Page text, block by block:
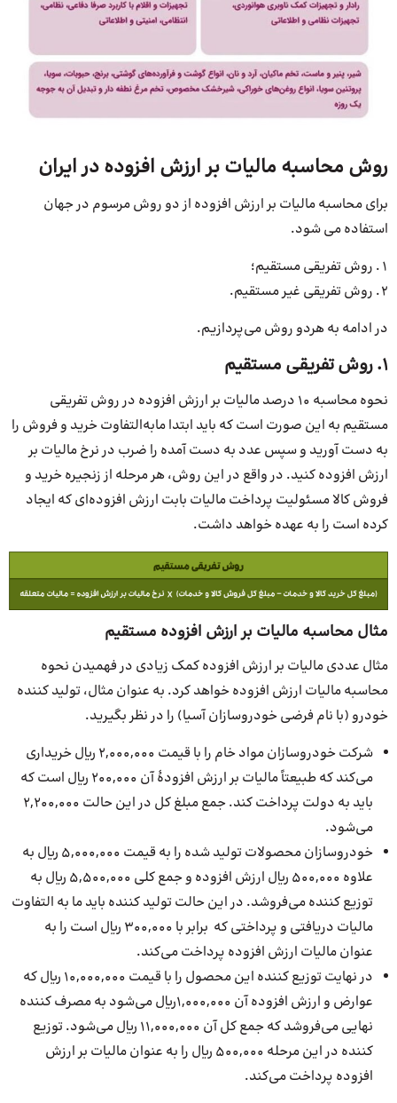
روش محاسبه مالیات بر ارزش افزوده در ایران
برای محاسبه مالیات بر ارزش افزوده از دو روش مرسوم در جهان
استفاده می شود.
روش تفریقی مستقیم؛
روش تفریقی غیر مستقیم.
در ادامه به هردو روش می‌پردازیم.
۱. روش تفریقی مستقیم
نحوه محاسبه 10 درصد مالیات بر ارزش افزوده در روش تفریقی
مستقیم به این صورت است که باید ابتدا ما‌به‌التفاوت خرید و فروش را
به دست آورید و سپس عدد به دست آمده را ضرب در نرخ مالیات بر
ارزش افزوده کنید. در واقع در این روش، هر مرحله از زنجیره خرید و
فروش کالا مسئولیت پرداخت مالیات بابت ارزش افزوده‌ای که ایجاد
کرده است را به عهده خواهد داشت.
مثال محاسبه مالیات بر ارزش افزوده مستقیم
مثال عددی مالیات بر ارزش افزوده کمک زیادی در فهمیدن نحوه
محاسبه مالیات ارزش افزوده خواهد کرد. به عنوان مثال، تولید کننده
خودرو (با نام فرضی خودروسازان آسیا) را در نظر بگیرید.
شرکت خودروسازان مواد خام را با قیمت 2,000,000 ریال خریداری
می‌کند که طبیعتاً مالیات بر ارزش افزودۀ آن 200,000 ریال است که
باید به دولت پرداخت کند. جمع مبلغ کل در این حالت 2,200,000
می‌شود.
خودروسازان محصولات تولید شده را به قیمت 5,000,000 ریال به
علاوه 500,000 ریال ارزش افزوده و جمع کلی 5,500,000 ریال به
توزیع کننده می‌فروشد. در این حالت تولید کننده باید ما به التفاوت
مالیات دریافتی و پرداختی که برابر با 300,000 ریال است را به
عنوان مالیات ارزش افزوده پرداخت می‌کند.
در نهایت توزیع کننده این محصول را با قیمت 10,000,000 ریال که
عوارض و ارزش افزوده آن 1,000,000ریال می‌شود به مصرف کننده
نهایی می‌فروشد که جمع کل آن 11,000,000 ریال می‌شود. توزیع
کننده در این مرحله 500,000 ریال را به عنوان مالیات بر ارزش
افزوده پرداخت می‌کند.